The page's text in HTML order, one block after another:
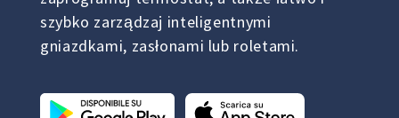
szybko zarządzaj inteligentnymi
gniazdkami, zasłonami lub roletami.